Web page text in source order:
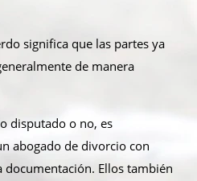
significa que las partes ya
de manera
disputado o no, es
abogado de divorcio con
Ellos también